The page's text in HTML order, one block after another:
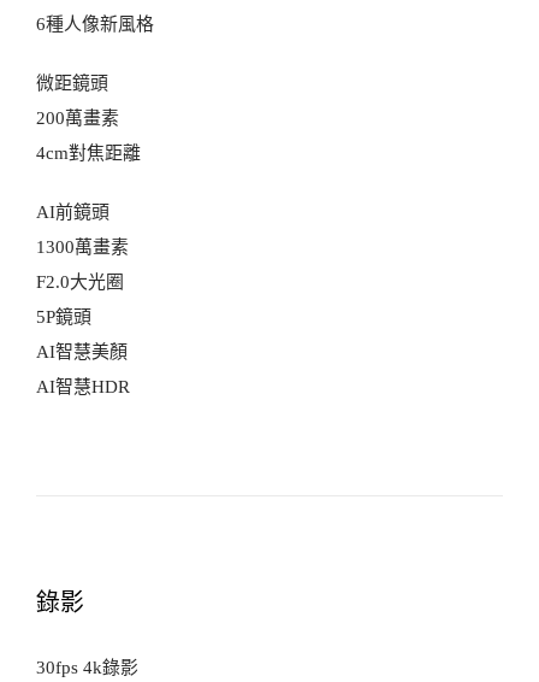
6種人像新風格
微距鏡頭
200萬畫素
4cm對焦距離
AI前鏡頭
1300萬畫素
F2.0大光圈
5P鏡頭
AI智慧美顏
AI智慧HDR
錄影
30fps 4k錄影